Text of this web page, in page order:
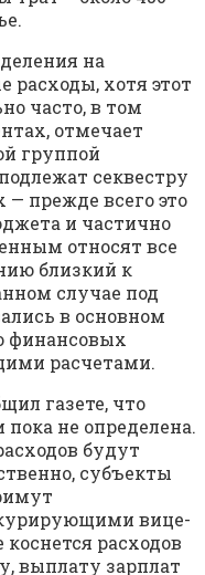
на
хотя этот
часто, в том
отмечает
группой
секвестру
— прежде всего это
и частично
относят все
близкий к
случае под
в основном
финансовых
расчетами.
газете, что
не определена.
будут
субъекты
курирующими вице-
расходов
выплату зарплат